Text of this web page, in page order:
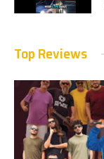
Top Reviews